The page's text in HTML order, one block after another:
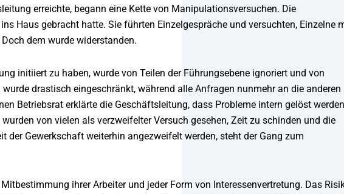
erreichte, begann eine Kette von Manipulationsversuchen. Die
Haus gebracht hatte. Sie führten Einzelgespräche und versuchten, Einzelne
dem wurde widerstanden.
initiiert zu haben, wurde von Teilen der Führungsebene ignoriert und von
drastisch eingeschränkt, während alle Anfragen nunmehr an die anderen
Betriebsrat erklärte die Geschäftsleitung, dass Probleme intern gelöst werden
von vielen als verzweifelter Versuch gesehen, Zeit zu schinden und die
der Gewerkschaft weiterhin angezweifelt werden, steht der Gang zum
ihrer Arbeiter und jeder Form von Interessenvertretung. Das